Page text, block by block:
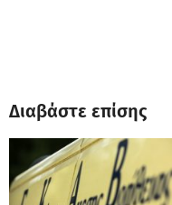
Διαβάστε επίσης